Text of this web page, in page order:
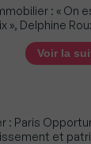
: « On
», Delphine
Voir la
: Paris
et